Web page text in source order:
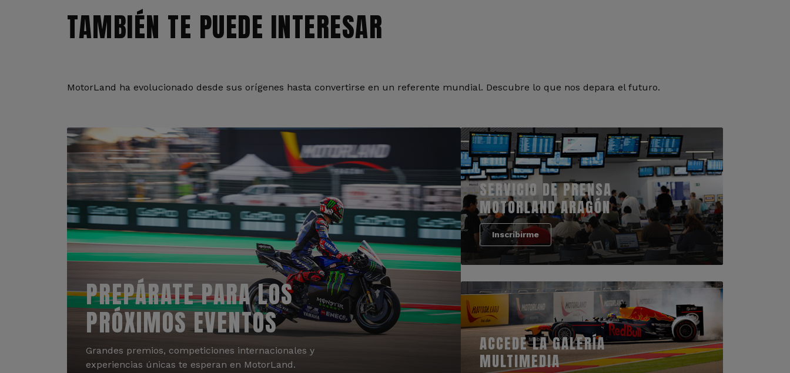
TAMBIÉN TE PUEDE INTERESAR
MotorLand ha evolucionado desde sus orígenes hasta convertirse en un referente mundial. Descubre lo que nos depara el futuro.
PREPÁRATE PARA LOS
PRÓXIMOS EVENTOS
Grandes premios, competiciones internacionales y
experiencias únicas te esperan en MotorLand.
SERVICIO DE PRENSA
MOTORLAND ARAGÓN
Inscribirme
ACCEDE LA GALERÍA
MULTIMEDIA